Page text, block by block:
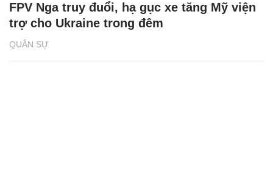
QUÂN SỰ
FPV Nga truy đuổi, hạ gục xe tăng Mỹ viện
trợ cho Ukraine trong đêm